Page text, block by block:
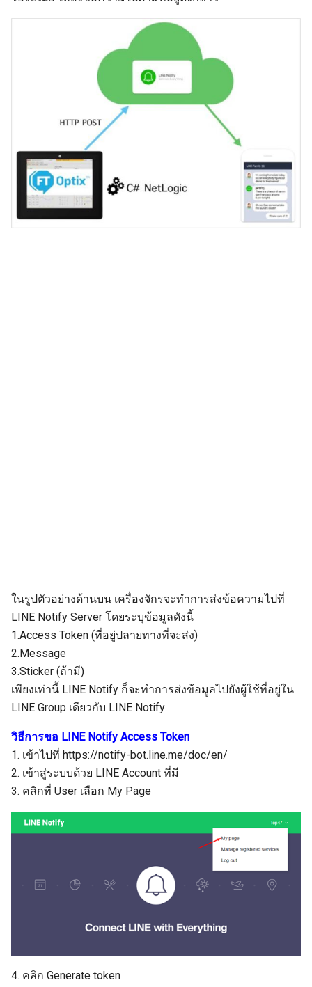
ในรูปตัวอย่างด้านบน เครื่องจักรจะทำการส่งข้อความไปที่
LINE Notify Server โดยระบุข้อมูลดังนี้
1.Access Token (ที่อยู่ปลายทางที่จะส่ง)
2.Message
3.Sticker (ถ้ามี)
เพียงเท่านี้ LINE Notify ก็จะทำการส่งข้อมูลไปยังผู้ใช้ที่อยู่ใน
LINE Group เดียวกับ LINE Notify
วิธีการขอ LINE Notify Access Token
1. เข้าไปที่ https://notify-bot.line.me/doc/en/
2. เข้าสู่ระบบด้วย LINE Account ที่มี
3. คลิกที่ User เลือก My Page
4. คลิก Generate token